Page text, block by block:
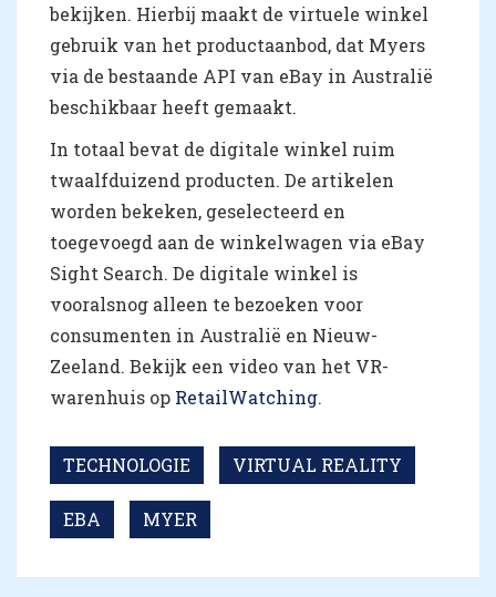
bekijken. Hierbij maakt de virtuele winkel
gebruik van het productaanbod, dat Myers
via de bestaande API van eBay in Australië
beschikbaar heeft gemaakt.
In totaal bevat de digitale winkel ruim
twaalfduizend producten. De artikelen
worden bekeken, geselecteerd en
toegevoegd aan de winkelwagen via eBay
Sight Search. De digitale winkel is
vooralsnog alleen te bezoeken voor
consumenten in Australië en Nieuw-
Zeeland. Bekijk een video van het VR-
warenhuis op RetailWatching.
TECHNOLOGIE VIRTUAL REALITY
EBA MYER